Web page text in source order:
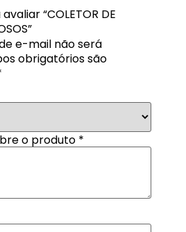
“COLETOR DE
e-mail não será
obrigatórios são
o produto *